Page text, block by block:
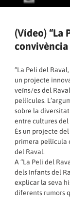
(Vídeo) “La
“La Peli del
un projecte
veïns/es del
pel·lícules.
sobre la
entre cultures del
És un projecte
primera
del Raval.
A “La Peli del
dels Infants del
explicar la seva
diferents rumors